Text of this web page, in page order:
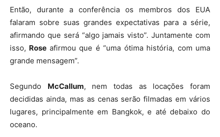
Então, durante a conferência os membros dos EUA
falaram sobre suas grandes expectativas para a série,
afirmando que será “algo jamais visto”. Juntamente com
isso, Rose afirmou que é “uma ótima história, com uma
grande mensagem”.
Segundo McCallum, nem todas as locações foram
decididas ainda, mas as cenas serão filmadas em vários
lugares, principalmente em Bangkok, e até debaixo do
oceano.